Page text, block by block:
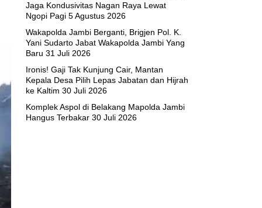
Jaga Kondusivitas Nagan Raya Lewat
Ngopi Pagi 5 Agustus 2026
Wakapolda Jambi Berganti, Brigjen Pol. K.
Yani Sudarto Jabat Wakapolda Jambi Yang
Baru 31 Juli 2026
Ironis! Gaji Tak Kunjung Cair, Mantan
Kepala Desa Pilih Lepas Jabatan dan Hijrah
ke Kaltim 30 Juli 2026
Komplek Aspol di Belakang Mapolda Jambi
Hangus Terbakar 30 Juli 2026